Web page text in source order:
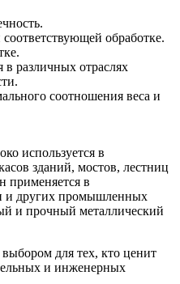
обработке.
различных отраслях
соотношения веса и
используется в
зданий, мостов, лестниц
применяется в
и других промышленных
и прочный металлический
для тех, кто ценит
и инженерных